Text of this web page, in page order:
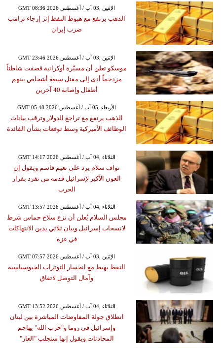
GMT 08:36 2026 الإثنين ,03 آب / أغسطس
الذهب يرتفع مع هبوط النفط إثر إرجاء ترامب
ضرب إيران
GMT 23:46 2026 الإثنين ,03 آب / أغسطس
موسكو تعلن أن مسيّرة أوكرانية قصفت شاطئاً
مزدحماً أدى إلى مقتل سبعة أشخاص بينهم
أطفال وإصابة 40 آخرين
GMT 05:48 2026 الأربعاء ,05 آب / أغسطس
الذهب يرتفع مع تراجع الدولار وترقب بيانات
الوظائف الأميركية وسط توقعات بشأن الفائدة
GMT 14:17 2026 الثلاثاء ,04 آب / أغسطس
نواف سلام يرد على نعيم قاسم ويقول إن
العون الأكبر لإسرائيل قدمه من تفرد بقرار
الحرب
GMT 13:57 2026 الثلاثاء ,04 آب / أغسطس
مجلس السلام يُعلن أن نزع سلاح حماس شرط
لانسحاب إسرائيل وبيان ثلاثي يدين الانتهاكات
في غزة
GMT 07:57 2026 الإثنين ,03 آب / أغسطس
النفط يهبط مع انحسار التوترات الجيوسياسية
وآمال التوصل لاتفاق
GMT 13:52 2026 الثلاثاء ,04 آب / أغسطس
انطلاق جولة المفاوضات المباشرة بين لبنان
وإسرائيل في روما و"حزب الله" يهاجم
المحادثات ويقول إنها ستجلب "العار"